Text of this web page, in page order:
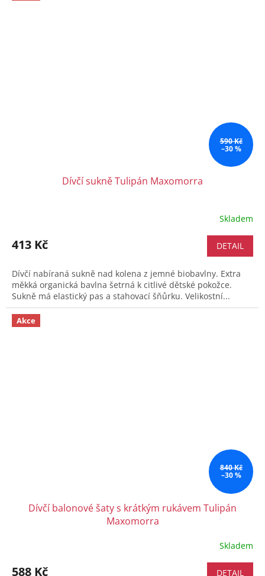
590 Kč
–30 %
Dívčí sukně Tulipán Maxomorra
Skladem
413 Kč DETAIL
Dívčí nabíraná sukně nad kolena z jemné biobavlny. Extra
měkká organická bavlna šetrná k citlivé dětské pokožce.
Sukně má elastický pas a stahovací šňůrku. Velikostní...
Akce
840 Kč
–30 %
Dívčí balonové šaty s krátkým rukávem Tulipán
Maxomorra
Skladem
588 Kč DETAIL